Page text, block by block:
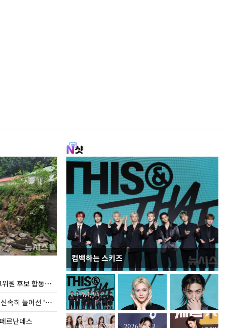
더불어민주당 당대표·최고위원 후보 합동연설회
주택용지 검토 알려지자... 신속히 늘어선 '근조화환'
르난데스
컴백하는 스키즈
청와대 일주일